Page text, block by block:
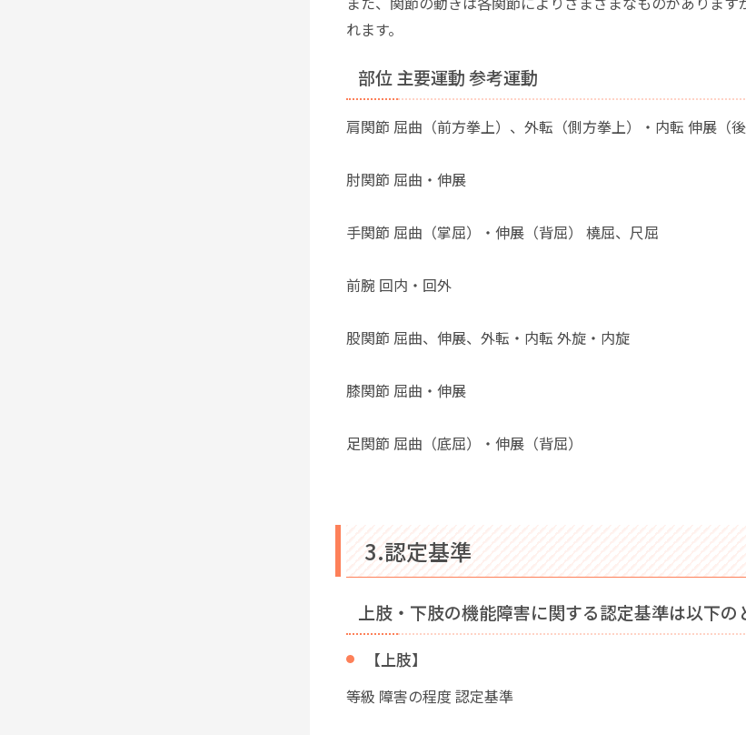
れます。
部位 主要運動 参考運動
肩関節 屈曲（前方拳上）、外転（側方拳上）・内転 伸展（
肘関節 屈曲・伸展
手関節 屈曲（掌屈）・伸展（背屈） 橈屈、尺屈
前腕 回内・回外
股関節 屈曲、伸展、外転・内転 外旋・内旋
膝関節 屈曲・伸展
足関節 屈曲（底屈）・伸展（背屈）
3.認定基準
上肢・下肢の機能障害に関する認定基準は以下の
【上肢】
等級 障害の程度 認定基準